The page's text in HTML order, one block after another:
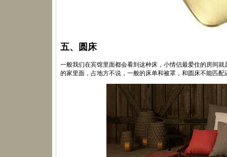
五、圆床
一般我们在宾馆里面都会看到这种床，小情侣最爱住的房间
的家里面，占地方不说，一般的床单和被罩，和圆床不能匹